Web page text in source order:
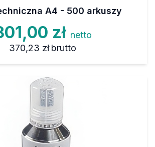
A4 - 500 arkuszy
zł netto
370,23 zł brutto